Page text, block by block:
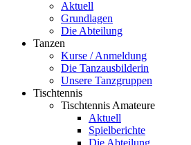
Aktuell
Grundlagen
Die Abteilung
Tanzen
Kurse / Anmeldung
Die Tanzausbilderin
Unsere Tanzgruppen
Tischtennis
Tischtennis Amateure
Aktuell
Spielberichte
Die Abteilung